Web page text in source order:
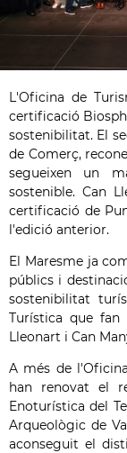
L'Oficina de
certificació
sostenibilitat. El
de Comerç,
segueixen un
sostenible. Can
certificació de
l'edició anterior.
El Maresme ja
públics i
sostenibilitat
Turística que
Lleonart i Can
A més de
han renovat el
Enoturística del
Arqueològic de
aconseguit el